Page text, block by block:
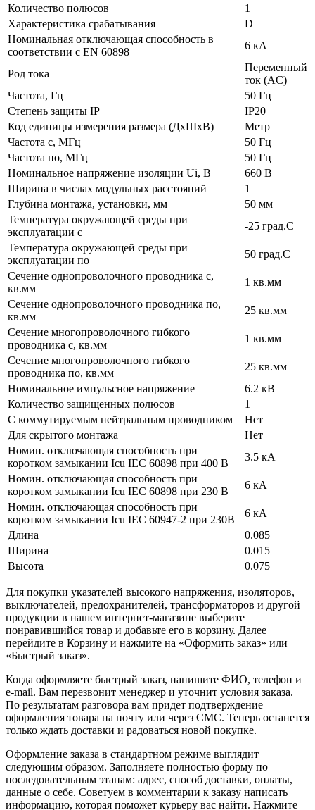
Количество полюсов
1
Характеристика срабатывания
D
Номинальная отключающая способность в
соответствии с EN 60898
6 кА
Род тока
Переменный
ток (AC)
Частота, Гц
50 Гц
Степень защиты IP
IP20
Код единицы измерения размера (ДхШхВ)
Метр
Частота с, МГц
50 Гц
Частота по, МГц
50 Гц
Номинальное напряжение изоляции Ui, В
660 В
Ширина в числах модульных расстояний
1
Глубина монтажа, установки, мм
50 мм
Температура окружающей среды при
эксплуатации с
-25 град.C
Температура окружающей cреды при
эксплуатации по
50 град.C
Сечение однопроволочного проводника с,
кв.мм
1 кв.мм
Сечение однопроволочного проводника по,
кв.мм
25 кв.мм
Сечение многопроволочного гибкого
проводника с, кв.мм
1 кв.мм
Сечение многопроволочного гибкого
проводника по, кв.мм
25 кв.мм
Номинальное импульсное напряжение
6.2 кВ
Количество защищенных полюсов
1
С коммутируемым нейтральным проводником
Нет
Для скрытого монтажа
Нет
Номин. отключающая способность при
коротком замыкании Icu IEC 60898 при 400 В
3.5 кА
Номин. отключающая способность при
коротком замыкании Icu IEC 60898 при 230 В
6 кА
Номин. отключающая способность при
коротком замыкании Icu IEC 60947-2 при 230В
6 кА
Длина
0.085
Ширина
0.015
Высота
0.075
Для покупки указателей высокого напряжения, изоляторов,
выключателей, предохранителей, трансформаторов и другой
продукции в нашем интернет-магазине выберите
понравившийся товар и добавьте его в корзину. Далее
перейдите в Корзину и нажмите на «Оформить заказ» или
«Быстрый заказ».
Когда оформляете быстрый заказ, напишите ФИО, телефон и
e-mail. Вам перезвонит менеджер и уточнит условия заказа.
По результатам разговора вам придет подтверждение
оформления товара на почту или через СМС. Теперь останется
только ждать доставки и радоваться новой покупке.
Оформление заказа в стандартном режиме выглядит
следующим образом. Заполняете полностью форму по
последовательным этапам: адрес, способ доставки, оплаты,
данные о себе. Советуем в комментарии к заказу написать
информацию, которая поможет курьеру вас найти. Нажмите